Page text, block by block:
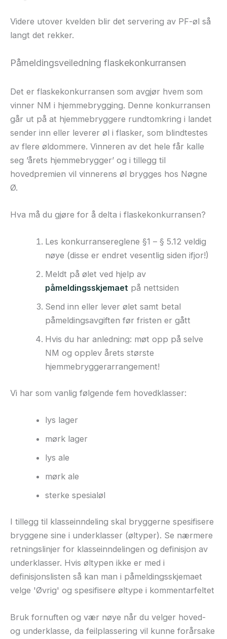
Videre utover kvelden blir det servering av PF-øl så
langt det rekker.
Påmeldingsveiledning flaskekonkurransen
Det er flaskekonkurransen som avgjør hvem som
vinner NM i hjemmebrygging. Denne konkurransen
går ut på at hjemmebryggere rundtomkring i landet
sender inn eller leverer øl i flasker, som blindtestes
av flere øldommere. Vinneren av det hele får kalle
seg ’årets hjemmebrygger’ og i tillegg til
hovedpremien vil vinnerens øl brygges hos Nøgne
Ø.
Hva må du gjøre for å delta i flaskekonkurransen?
Les konkurransereglene §1 – § 5.12 veldig
nøye (disse er endret vesentlig siden ifjor!)
Meldt på ølet ved hjelp av
påmeldingsskjemaet på nettsiden
Send inn eller lever ølet samt betal
påmeldingsavgiften før fristen er gått
Hvis du har anledning: møt opp på selve
NM og opplev årets største
hjemmebryggerarrangement!
Vi har som vanlig følgende fem hovedklasser:
lys lager
mørk lager
lys ale
mørk ale
sterke spesialøl
I tillegg til klasseinndeling skal bryggerne spesifisere
bryggene sine i underklasser (øltyper). Se nærmere
retningslinjer for klasseinndelingen og definisjon av
underklasser. Hvis øltypen ikke er med i
definisjonslisten så kan man i påmeldingsskjemaet
velge 'Øvrig' og spesifisere øltype i kommentarfeltet
Bruk fornuften og vær nøye når du velger hoved-
og underklasse, da feilplassering vil kunne forårsake